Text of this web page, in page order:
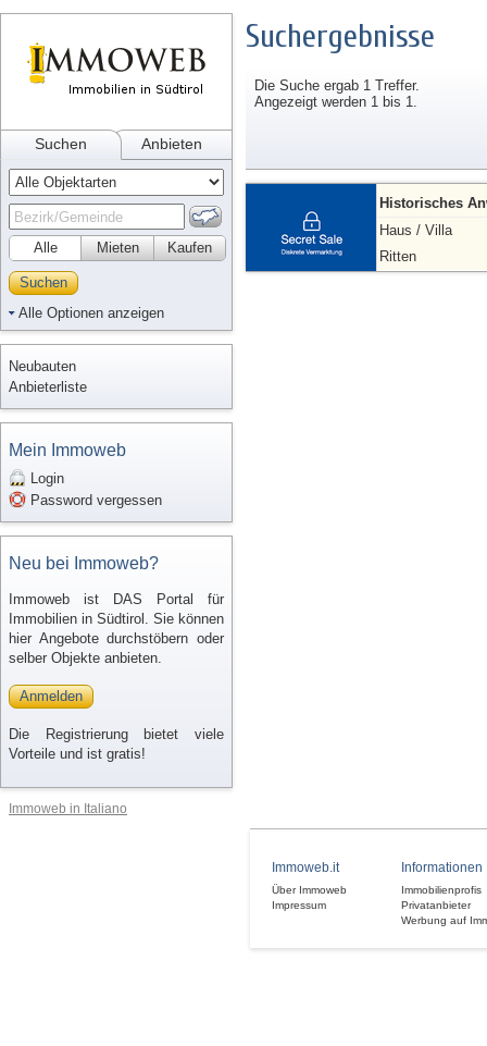
Suchen Anbieten
Alle Kaufen
Mieten
Suchen
Alle Optionen anzeigen
Neubauten
Anbieterliste
Mein Immoweb
Login
Password vergessen
Neu bei Immoweb?
Immoweb ist DAS Portal für
Immobilien in Südtirol. Sie können
hier Angebote durchstöbern oder
selber Objekte anbieten.
Anmelden
Die Registrierung bietet viele
Vorteile und ist gratis!
Immoweb in Italiano
Suchergebnisse
Die Suche ergab 1 Treffer.
Angezeigt werden 1 bis 1.
Historisches
Haus / Villa
Ritten
Immoweb.it
Über Immoweb
Impressum
Informationen
Immobilienprofis
Privatanbieter
Werbung auf